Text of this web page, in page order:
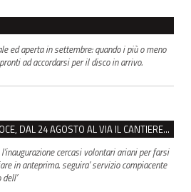
ed aperta in settembre: quando i più o meno
ad accordarsi per il disco in arrivo.
REGGIO. PORTA SANTA CROCE, DAL 24 AGOSTO AL VIA IL CANTIERE PER IL NUOVO COLLETTORE FOGNARIO
cercasi volontari ariani per farsi
in anteprima. seguira’ servizio compiacente